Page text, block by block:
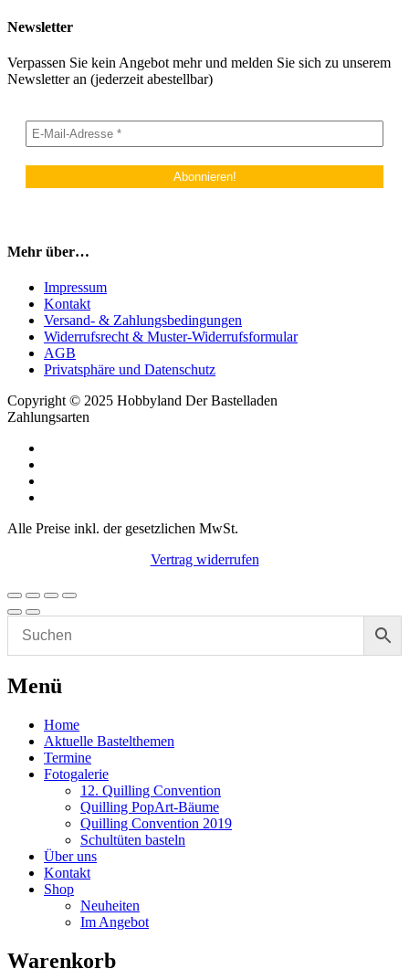
Newsletter
Verpassen Sie kein Angebot mehr und melden Sie sich zu unserem
Newsletter an (jederzeit abestellbar)
Mehr über…
Impressum
Kontakt
Versand- & Zahlungsbedingungen
Widerrufsrecht & Muster-Widerrufsformular
AGB
Privatsphäre und Datenschutz
Copyright © 2025 Hobbyland Der Bastelladen
Zahlungsarten
Alle Preise inkl. der gesetzlichen MwSt.
Vertrag widerrufen
Menü
Home
Aktuelle Bastelthemen
Termine
Fotogalerie
12. Quilling Convention
Quilling PopArt-Bäume
Quilling Convention 2019
Schultüten basteln
Über uns
Kontakt
Shop
Neuheiten
Im Angebot
Warenkorb